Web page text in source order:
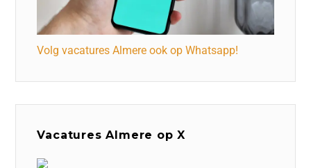
Volg vacatures Almere ook op Whatsapp!
Vacatures Almere op X